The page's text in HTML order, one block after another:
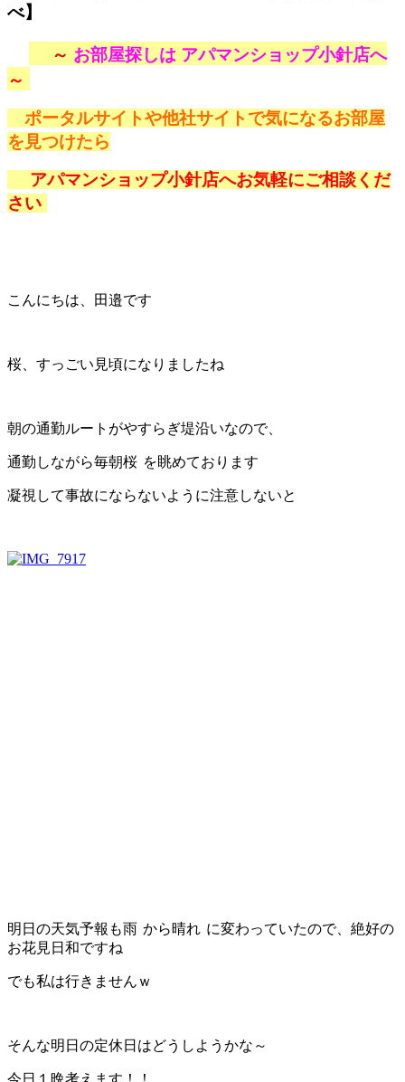
べ】
～ お部屋探しは アパマンショップ小針店へ
～
ポータルサイトや他社サイトで気になるお部屋
を見つけたら
アパマンショップ小針店へお気軽にご相談くだ
さい
こんにちは、田邉です
桜、すっごい見頃になりましたね
朝の通勤ルートがやすらぎ堤沿いなので、
通勤しながら毎朝桜 を眺めております
凝視して事故にならないように注意しないと
明日の天気予報も雨 から晴れ に変わっていたので、絶好の
お花見日和ですね
でも私は行きませんｗ
そんな明日の定休日はどうしようかな～
今日１晩考えます！！